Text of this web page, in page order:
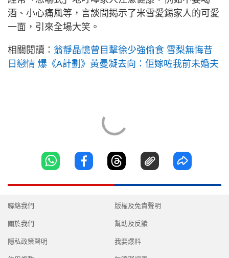
酒、小心痛風等，言談間揭示了米雪愛錫家人的可愛
一面，引來全場大笑。
相關閱讀： 翁靜晶憶曾目擊徐少強偷食 雪梨無悔昔
日戀情 爆《A計劃》黃曼凝去向：佢嫁咗我前未婚夫
聯絡我們
關於我們
隱私政策聲明
版權及免責聲明
幫助及反饋
我要爆料